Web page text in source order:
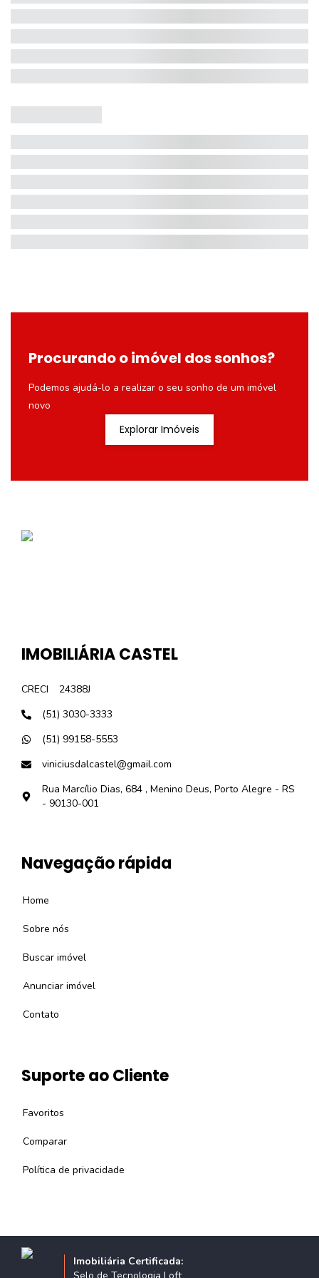
Procurando o imóvel dos sonhos?
Podemos ajudá-lo a realizar o seu sonho de um imóvel
novo
Explorar Imóveis
IMOBILIÁRIA CASTEL
CRECI
24388J
(51) 3030-3333
(51) 99158-5553
viniciusdalcastel@gmail.com
Rua Marcílio Dias, 684 , Menino Deus, Porto Alegre - RS
- 90130-001
Navegação rápida
Home
Sobre nós
Buscar imóvel
Anunciar imóvel
Contato
Suporte ao Cliente
Favoritos
Comparar
Política de privacidade
Imobiliária Certificada: